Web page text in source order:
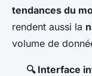
tendances du
rendent aussi la
volume de
🔍 Interface